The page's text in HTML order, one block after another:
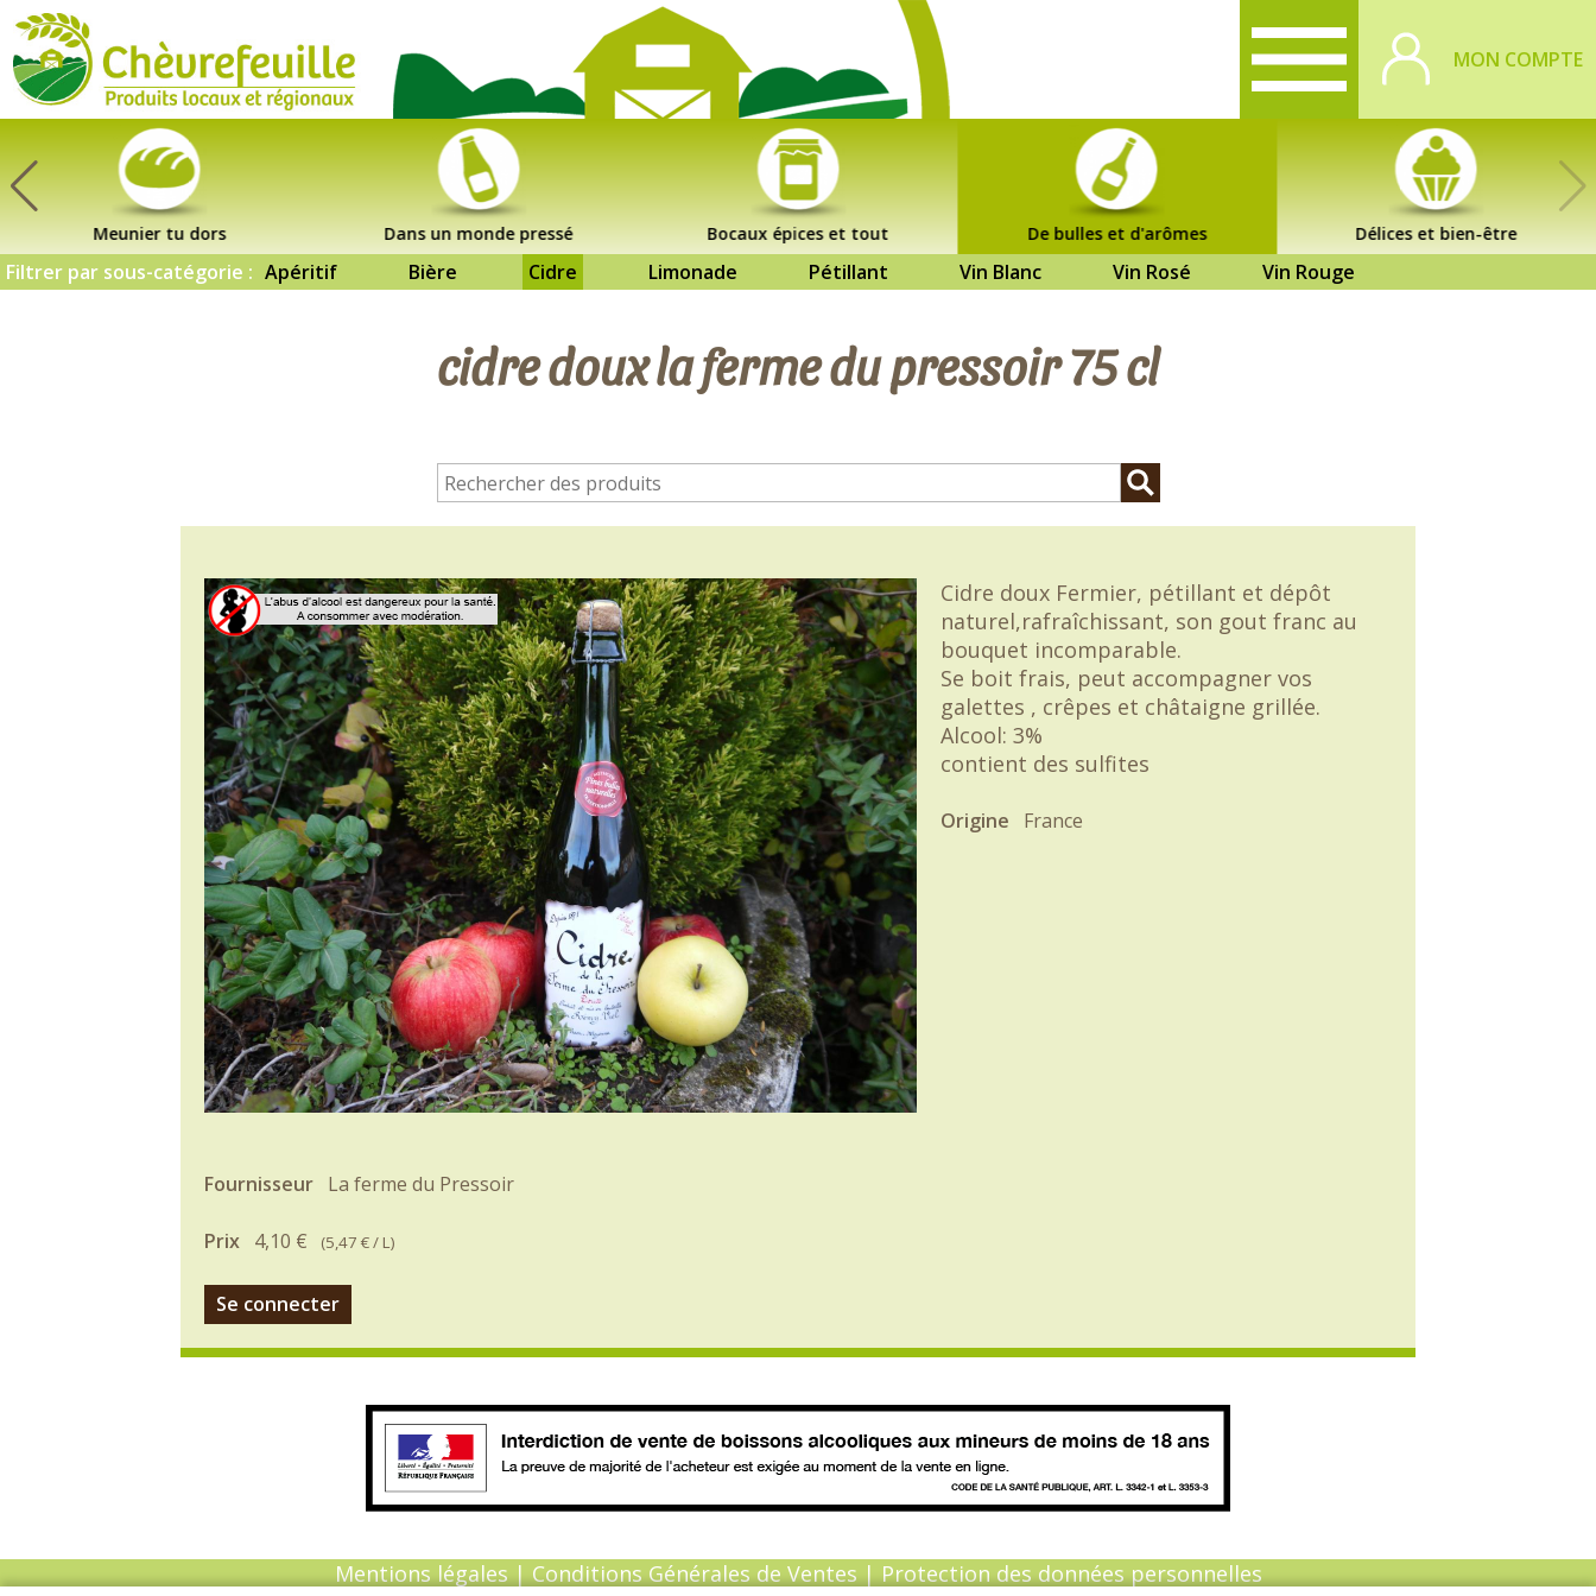
MON COMPTE
Meunier tu dors Dans un monde pressé Bocaux épices et tout De bulles et d'arômes Délices et bien-être
Filtrer par sous-catégorie : Apéritif Bière Cidre Limonade Pétillant Vin Blanc Vin Rosé Vin Rouge
cidre doux la ferme du pressoir 75 cl
Cidre doux Fermier, pétillant et dépôt
naturel,rafraîchissant, son gout franc au
bouquet incomparable.
Se boit frais, peut accompagner vos
galettes , crêpes et châtaigne grillée.
Alcool: 3%
contient des sulfites
Origine France
Fournisseur La ferme du Pressoir
Prix 4,10 € (5,47 €/ L)
Se connecter
Mentions légales | Conditions Générales de Ventes | Protection des données personnelles